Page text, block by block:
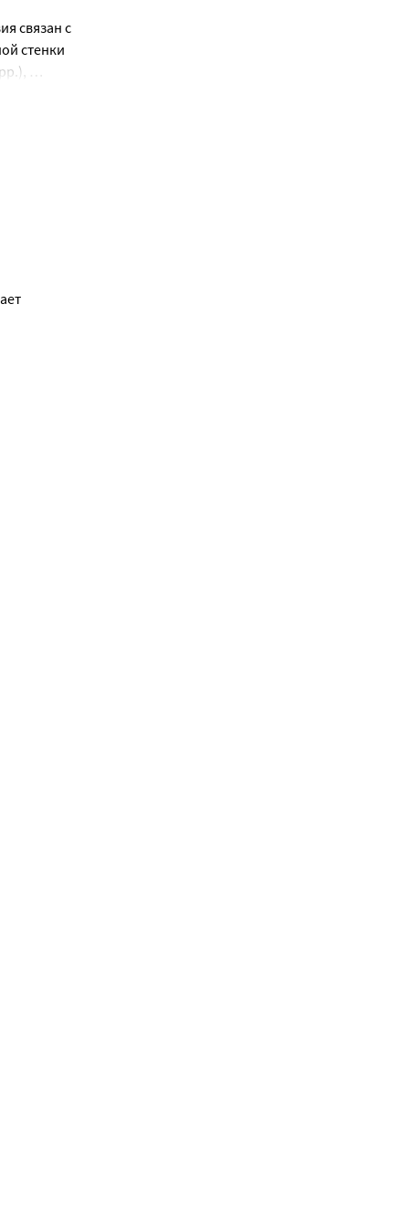
связан с
стенки
Обладает